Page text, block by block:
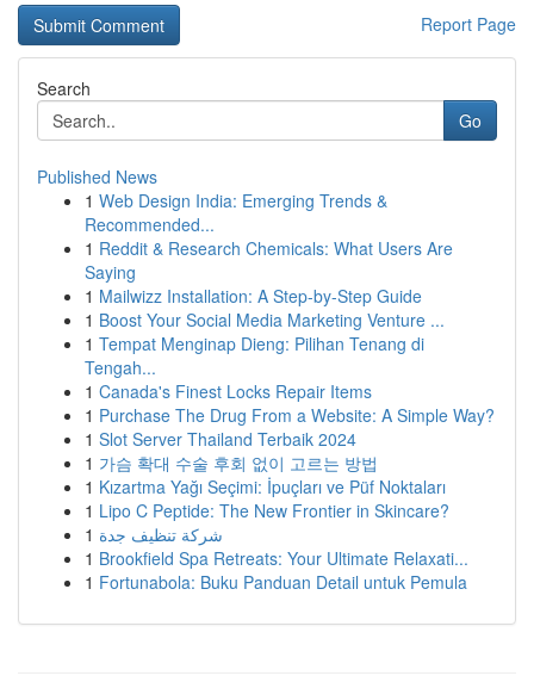
Report Page
Search
Go
Published News
1 Web Design India: Emerging Trends &
Recommended...
1 Reddit & Research Chemicals: What Users Are
Saying
1 Mailwizz Installation: A Step-by-Step Guide
1 Boost Your Social Media Marketing Venture ...
1 Tempat Menginap Dieng: Pilihan Tenang di
Tengah...
1 Canada's Finest Locks Repair Items
1 Purchase The Drug From a Website: A Simple Way?
1 Slot Server Thailand Terbaik 2024
1 가슴 확대 수술 후회 없이 고르는 방법
1 Kızartma Yağı Seçimi: İpuçları ve Püf Noktaları
1 Lipo C Peptide: The New Frontier in Skincare?
1 شركة تنظيف جدة
1 Brookfield Spa Retreats: Your Ultimate Relaxati...
1 Fortunabola: Buku Panduan Detail untuk Pemula